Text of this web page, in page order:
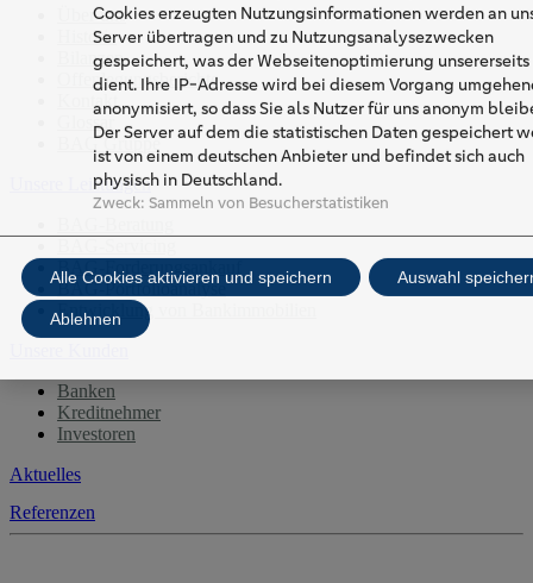
Über uns
Historie
Bilanzen
Offenlegungsberichte
Kontakt
Glossar
BAG Gruppe
Unsere Leistungen
BAG-Forderungsankauf
BAG-Portfolioanalyse
Entwicklung von Bankimmobilien
Banken
Kreditnehmer
Investoren
Aktuelles
Referenzen
Cookies erzeugten Nutzungsinformationen werden an
Server übertragen und zu Nutzungsanalysezwecken
gespeichert, was der Webseitenoptimierung unsererseits
dient. Ihre IP-Adresse wird bei diesem Vorgang
anonymisiert, so dass Sie als Nutzer für uns anonym
Der Server auf dem die statistischen Daten gespeichert
ist von einem deutschen Anbieter und befindet sich auch
physisch in Deutschland.
Zweck: Sammeln von Besucherstatistiken
Alle Cookies aktivieren und speichern Auswahl
Ablehnen